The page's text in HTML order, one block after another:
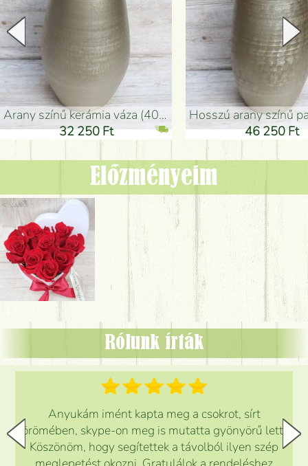
arany színű kerámia váza (40x26cm)
32 250 Ft
hosszú arany színű
46 250 Ft
Előzményeim
Rólunk írták
Anyukám imént kapta meg a csokrot, sírt
örömében, skype-on meg is mutatta gyönyörű lett.
Köszönöm, hogy segítettek a távolból ilyen szép